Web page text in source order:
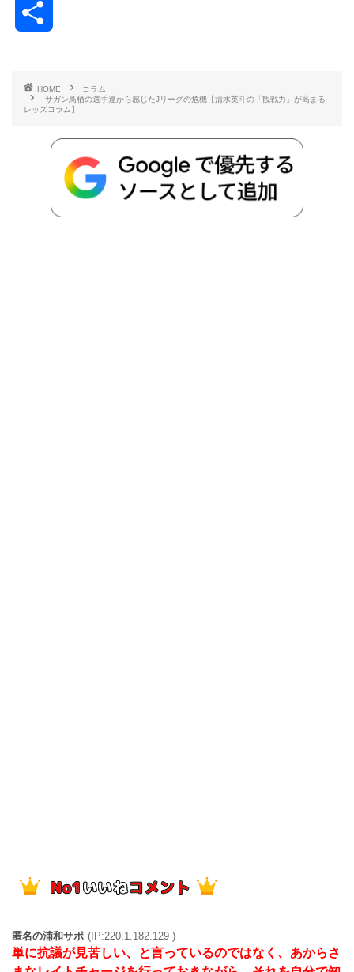
b
o
r t n
HOME
コラム
サガン鳥栖の選手達から感じたJリーグの危機【清水英斗の「観戦力」が高まる
レッズコラム】
匿名の浦和サポ (IP:220.1.182.129 )
単に抗議が見苦しい、と言っているのではなく、あからさ